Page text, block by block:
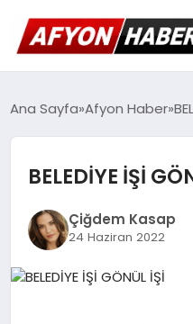
AFYON HABER
GÜNDEM
BELEDIYELER
Ana Sayfa Afyon Haber
BELEDİYE İŞİ
Çiğdem Kasap
24 Haziran 2022